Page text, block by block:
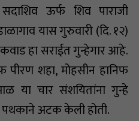
ऊर्फ शिव पाराजी
यास गुरुवारी (दि. १२)
हा सराईत गुन्हेगार आहे.
शहा, मोहसीन हानिफ
या चार संशयितांना गुन्हे
पथकाने अटक केली होती.